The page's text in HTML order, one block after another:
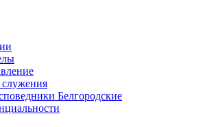
служения
Белгородские